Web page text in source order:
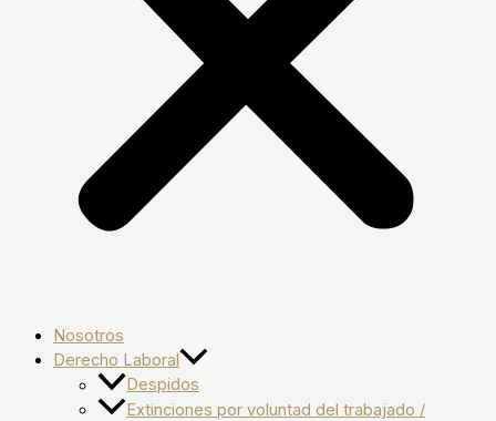
Nosotros
Derecho Laboral
Despidos
Extinciones por voluntad del trabajado /